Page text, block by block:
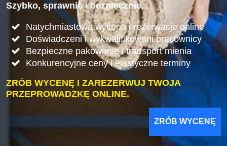
Szybko, sprawnie i bezpiecznie.
Natychmiastowa wycena i rezerwacje online
Doświadczeni i wykwalifikowani pracownicy
Bezpieczne pakowanie i transport mienia
Konkurencyjne ceny i elastyczne terminy
ZRÓB WYCENĘ I ZAREZERWUJ TWOJA
PRZEPROWADZKĘ ONLINE.
ZRÓB WYCENĘ